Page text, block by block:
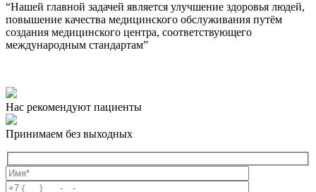
“Нашей главной задачей является улучшение здоровья людей,
повышение качества медицинского обслуживания путём
создания медицинского центра, соответствующего
международным стандартам”
Нас рекомендуют пациенты
Принимаем без выходных